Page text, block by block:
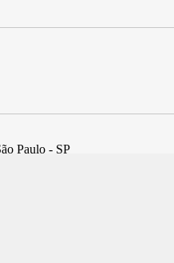
Paulo - SP